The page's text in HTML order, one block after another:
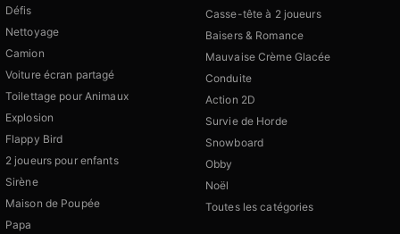
Défis
Nettoyage
Camion
Voiture écran partagé
Toilettage pour Animaux
Explosion
Flappy Bird
2 joueurs pour enfants
Sirène
Maison de Poupée
Papa
Casse-tête à 2 joueurs
Baisers & Romance
Mauvaise Crème Glacée
Conduite
Action 2D
Survie de Horde
Snowboard
Obby
Noël
Toutes les catégories